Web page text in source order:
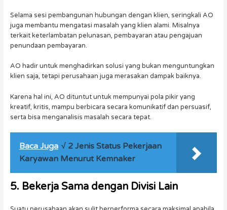
Selama sesi pembangunan hubungan dengan klien, seringkali AO
juga membantu mengatasi masalah yang klien alami. Misalnya
terkait keterlambatan pelunasan, pembayaran atau pengajuan
penundaan pembayaran.
AO hadir untuk menghadirkan solusi yang bukan menguntungkan
klien saja, tetapi perusahaan juga merasakan dampak baiknya.
Karena hal ini, AO dituntut untuk mempunyai pola pikir yang
kreatif, kritis, mampu berbicara secara komunikatif dan persuasif,
serta bisa menganalisis masalah secara tepat.
Baca Juga √ 2 Jenis Status Pekerjaan
Karyawan Menurut Kemnaker
5. Bekerja Sama dengan Divisi Lain